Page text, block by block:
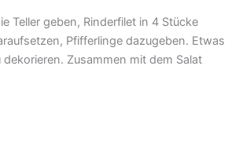
Teller geben, Rinderfilet in 4 Stücke
Pfifferlinge dazugeben. Etwas
Zusammen mit dem Salat